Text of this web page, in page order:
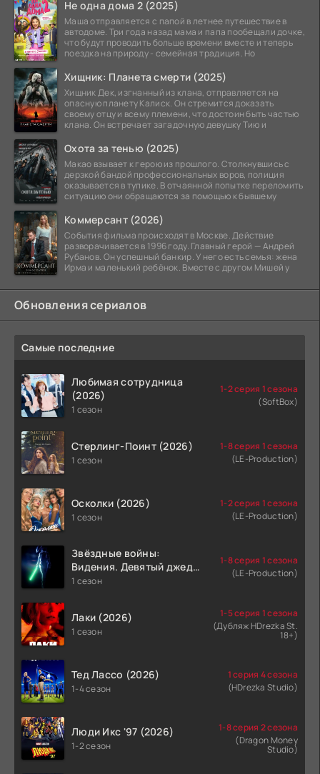
Не одна дома 2 (2025)
Маша отправляется с папой в летнее путешествие в
автодоме. Три года назад мама и папа пообещали дочке,
что будут проводить больше времени вместе и теперь
поездка на природу - семейная традиция. Но
Хищник: Планета смерти (2025)
Хищник Дек, изгнанный из клана, отправляется на
опасную планету Калиск. Он стремится доказать
своему отцу и всему племени, что достоин быть частью
клана. Он встречает загадочную девушку Тию и
Охота за тенью (2025)
Макао взывает к герою из прошлого. Столкнувшись с
дерзкой бандой профессиональных воров, полиция
оказывается в тупике. В отчаянной попытке переломить
ситуацию они обращаются за помощью к бывшему
Коммерсант (2026)
События фильма происходят в Москве. Действие
разворачивается в 1996 году. Главный герой — Андрей
Рубанов. Он успешный банкир. У него есть семья: жена
Ирма и маленький ребёнок. Вместе с другом Мишей у
Обновления сериалов
Самые последние
Любимая сотрудница
(2026)
1 сезон
1-2 серия 1 сезона
(SoftBox)
Стерлинг-Поинт (2026)
1 сезон
1-8 серия 1 сезона
(LE-Production)
Осколки (2026)
1 сезон
1-2 серия 1 сезона
(LE-Production)
Звёздные войны:
Видения. Девятый джедай
(2026)
1 сезон
1-8 серия 1 сезона
(LE-Production)
Лаки (2026)
1 сезон
1-5 серия 1 сезона
(Дубляж HDrezka St.
18+)
Тед Лассо (2026)
1-4 сезон
1 серия 4 сезона
(HDrezka Studio)
Люди Икс '97 (2026)
1-2 сезон
1-8 серия 2 сезона
(Dragon Money
Studio)